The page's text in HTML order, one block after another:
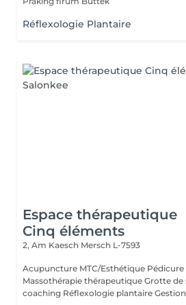
Réflexologie Plantaire
Espace thérapeutique
Cinq éléments
2, Am Kaesch Mersch L-7593
Acupuncture MTC/Esthétique
Massothérapie thérapeutique Grotte de
coaching Réflexologie plantaire